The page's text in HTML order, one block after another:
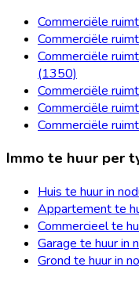
Commerciële
Commerciële
Commerciële
(1350)
Commerciële
Commerciële
Commerciële
Immo te huur per
Huis te huur in
Appartement te
Commercieel te
Garage te huur in
Grond te huur in